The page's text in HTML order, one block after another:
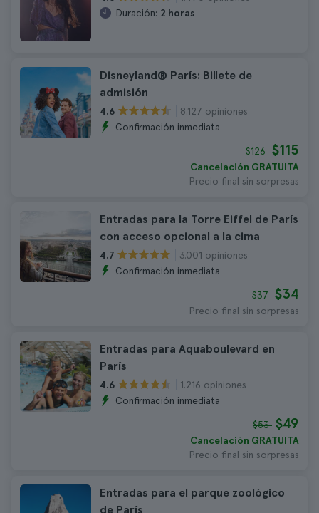
Duración: 2 horas
Disneyland® París: Billete de
admisión
4.6
8.127 opiniones
Confirmación inmediata
$126 $115
Cancelación GRATUITA
Precio final sin sorpresas
Entradas para la Torre Eiffel de París
con acceso opcional a la cima
4.7
3.001 opiniones
Confirmación inmediata
$37 $34
Precio final sin sorpresas
Entradas para Aquaboulevard en
París
4.6
1.216 opiniones
Confirmación inmediata
$53 $49
Cancelación GRATUITA
Precio final sin sorpresas
Entradas para el parque zoológico
de París